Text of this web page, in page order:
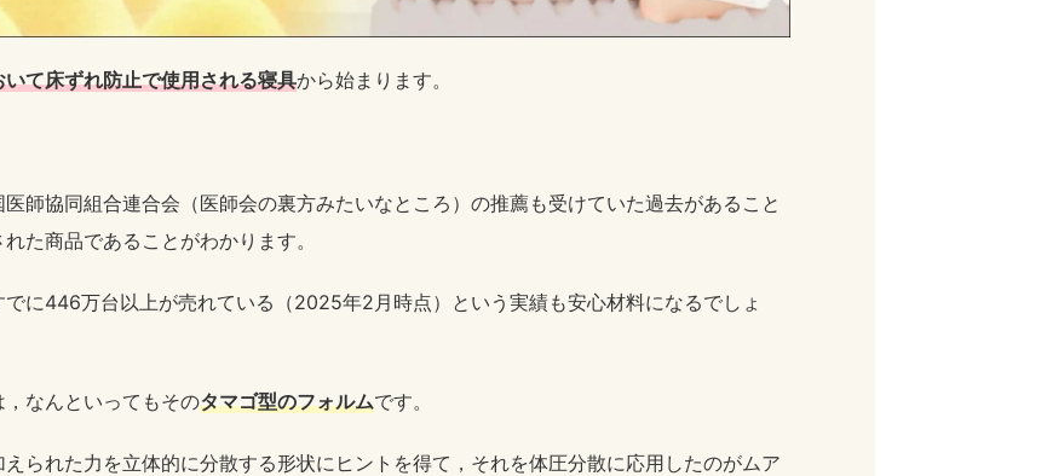
いて床ずれ防止で使用される寝具から始まります。
師協同組合連合会（医師会の裏方みたいなところ）の推薦も受けていた過去があること
た商品であることがわかります。
に446万台以上が売れている（2025年2月時点）という実績も安心材料になるでしょ
なんといってもそのタマゴ型のフォルムです。
られた力を立体的に分散する形状にヒントを得て，それを体圧分散に応用したのがムア